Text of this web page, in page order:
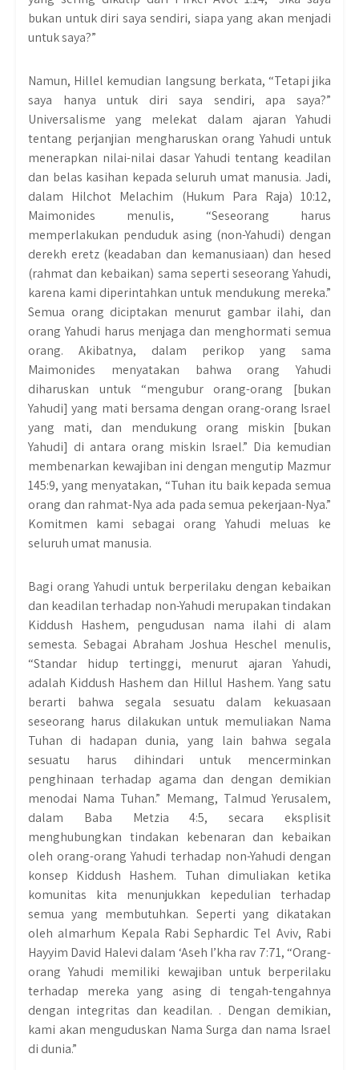
bukan untuk diri saya sendiri, siapa yang akan menjadi
untuk saya?”
Namun, Hillel kemudian langsung berkata, “Tetapi jika
saya hanya untuk diri saya sendiri, apa saya?”
Universalisme yang melekat dalam ajaran Yahudi
tentang perjanjian mengharuskan orang Yahudi untuk
menerapkan nilai-nilai dasar Yahudi tentang keadilan
dan belas kasihan kepada seluruh umat manusia. Jadi,
dalam Hilchot Melachim (Hukum Para Raja) 10:12,
Maimonides menulis, “Seseorang harus
memperlakukan penduduk asing (non-Yahudi) dengan
derekh eretz (keadaban dan kemanusiaan) dan hesed
(rahmat dan kebaikan) sama seperti seseorang Yahudi,
karena kami diperintahkan untuk mendukung mereka.”
Semua orang diciptakan menurut gambar ilahi, dan
orang Yahudi harus menjaga dan menghormati semua
orang. Akibatnya, dalam perikop yang sama
Maimonides menyatakan bahwa orang Yahudi
diharuskan untuk “mengubur orang-orang [bukan
Yahudi] yang mati bersama dengan orang-orang Israel
yang mati, dan mendukung orang miskin [bukan
Yahudi] di antara orang miskin Israel.” Dia kemudian
membenarkan kewajiban ini dengan mengutip Mazmur
145:9, yang menyatakan, “Tuhan itu baik kepada semua
orang dan rahmat-Nya ada pada semua pekerjaan-Nya.”
Komitmen kami sebagai orang Yahudi meluas ke
seluruh umat manusia.
Bagi orang Yahudi untuk berperilaku dengan kebaikan
dan keadilan terhadap non-Yahudi merupakan tindakan
Kiddush Hashem, pengudusan nama ilahi di alam
semesta. Sebagai Abraham Joshua Heschel menulis,
“Standar hidup tertinggi, menurut ajaran Yahudi,
adalah Kiddush Hashem dan Hillul Hashem. Yang satu
berarti bahwa segala sesuatu dalam kekuasaan
seseorang harus dilakukan untuk memuliakan Nama
Tuhan di hadapan dunia, yang lain bahwa segala
sesuatu harus dihindari untuk mencerminkan
penghinaan terhadap agama dan dengan demikian
menodai Nama Tuhan.” Memang, Talmud Yerusalem,
dalam Baba Metzia 4:5, secara eksplisit
menghubungkan tindakan kebenaran dan kebaikan
oleh orang-orang Yahudi terhadap non-Yahudi dengan
konsep Kiddush Hashem. Tuhan dimuliakan ketika
komunitas kita menunjukkan kepedulian terhadap
semua yang membutuhkan. Seperti yang dikatakan
oleh almarhum Kepala Rabi Sephardic Tel Aviv, Rabi
Hayyim David Halevi dalam ‘Aseh I’kha rav 7:71, “Orang-
orang Yahudi memiliki kewajiban untuk berperilaku
terhadap mereka yang asing di tengah-tengahnya
dengan integritas dan keadilan. . Dengan demikian,
kami akan menguduskan Nama Surga dan nama Israel
di dunia.”